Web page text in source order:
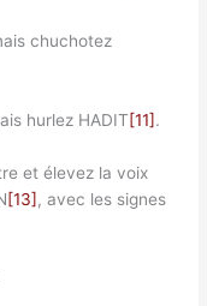
chuchotez
hurlez HADIT[11].
et élevez la voix
[13] , avec les signes